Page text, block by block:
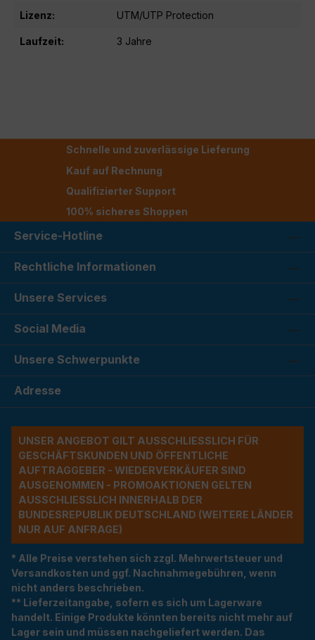
Lizenz: UTM/UTP Protection
Laufzeit: 3 Jahre
Schnelle und zuverlässige Lieferung
Kauf auf Rechnung
Qualifizierter Support
100% sicheres Shoppen
Service-Hotline
Rechtliche Informationen
Unsere Services
Social Media
Unsere Schwerpunkte
Adresse
UNSER ANGEBOT GILT AUSSCHLIESSLICH FÜR G
ESCHÄFTSKUNDEN UND ÖFFENTLICHE A
UFTRAGGEBER - WIEDERVERKÄUFER SIND A
USGENOMMEN - PROMOAKTIONEN GELTEN A
USSCHLIESSLICH INNERHALB DER BU
NDESREPUBLIK DEUTSCHLAND (WEITERE LÄNDER NU
R AUF ANFRAGE)
* Alle Preise verstehen sich zzgl. Mehrwertsteuer und
Versandkosten und ggf. Nachnahmegebühren, wenn
nicht anders beschrieben.
** Lieferzeitangabe, sofern es sich um Lagerware
handelt. Einige Produkte könnten bereits nicht mehr auf
Lager sein und müssen nachgeliefert werden. Das